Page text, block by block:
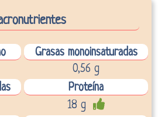
Grasas monoinsaturadas
0,56 g
Proteína
18 g